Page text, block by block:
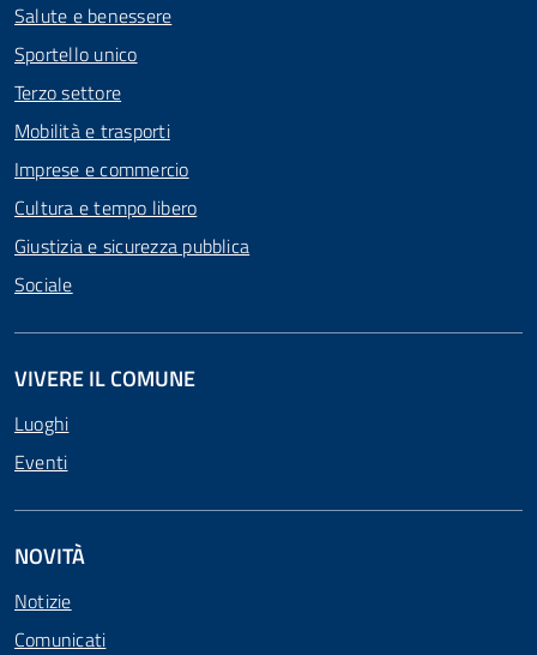
Salute e benessere
Sportello unico
Terzo settore
Mobilità e trasporti
Imprese e commercio
Cultura e tempo libero
Giustizia e sicurezza pubblica
Sociale
VIVERE IL COMUNE
Luoghi
Eventi
NOVITÀ
Notizie
Comunicati